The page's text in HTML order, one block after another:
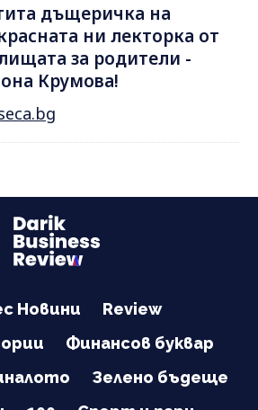
дъщеричка на
ни лекторка от
за родители -
Крумова!
Новини
Review
Финансов буквар
Зелено бъдеще